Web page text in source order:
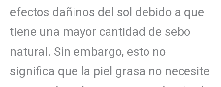
efectos dañinos del sol debido a que
tiene una mayor cantidad de sebo
natural. Sin embargo, esto no
significa que la piel grasa no necesite